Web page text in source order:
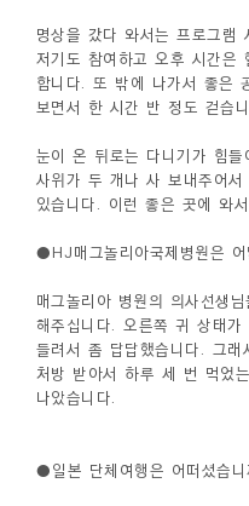
명상을 갔다 와서는 프로그램
저기도 참여하고 오후 시간은
합니다. 또 밖에 나가서 좋은
보면서 한 시간 반 정도 걷습
눈이 온 뒤로는 다니기가 힘
사위가 두 개나 사 보내주어
있습니다. 이런 좋은 곳에 와
●HJ매그놀리아국제병원은 어
매그놀리아 병원의 의사선생
해주십니다. 오른쪽 귀 상태
들려서 좀 답답했습니다. 그
처방 받아서 하루 세 번 먹었
나았습니다.
●일본 단체여행은 어떠셨습니